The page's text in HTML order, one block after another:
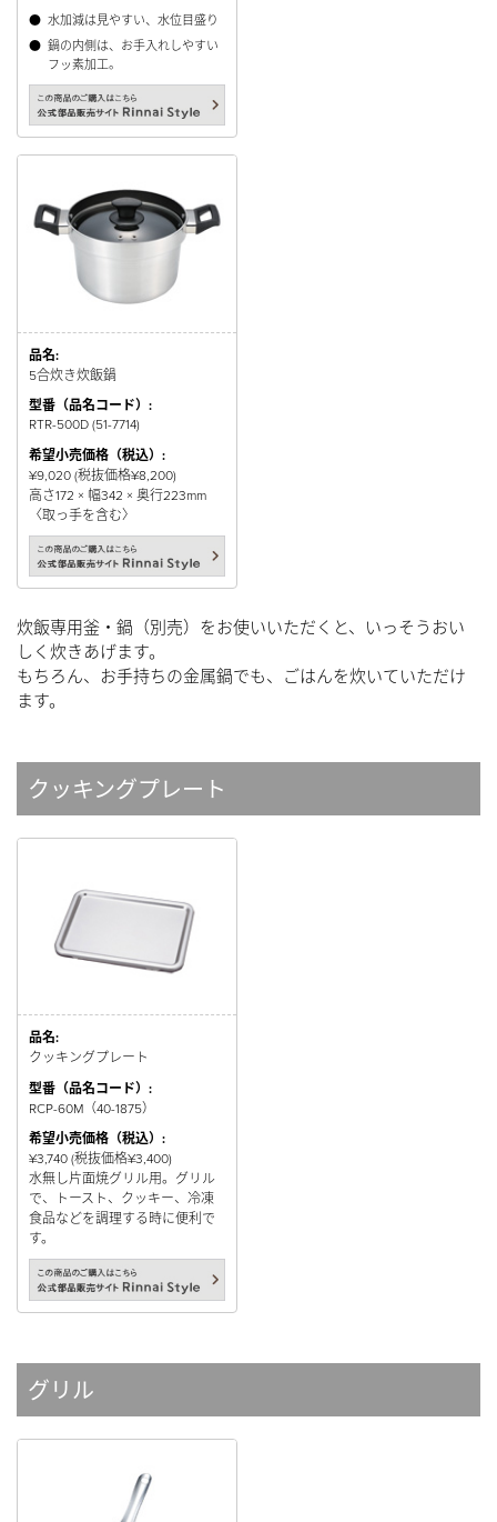
● 水加減は見やすい、水位目盛り
● 鍋の内側は、お手入れしやすい
フッ素加工。
品名:
5合炊き炊飯鍋
型番（品名コード）:
RTR-500D (51-7714)
希望小売価格（税込）:
¥9,020 (税抜価格¥8,200)
高さ172 × 幅342 × 奥行223mm
〈取っ手を含む〉
炊飯専用釜・鍋（別売）をお使いいただくと、いっそうおい
しく炊きあげます。
もちろん、お手持ちの金属鍋でも、ごはんを炊いていただけ
ます。
クッキングプレート
品名:
クッキングプレート
型番（品名コード）:
RCP-60M（40-1875）
希望小売価格（税込）:
¥3,740 (税抜価格¥3,400)
水無し片面焼グリル用。グリル
で、トースト、クッキー、冷凍
食品などを調理する時に便利で
す。
グリル